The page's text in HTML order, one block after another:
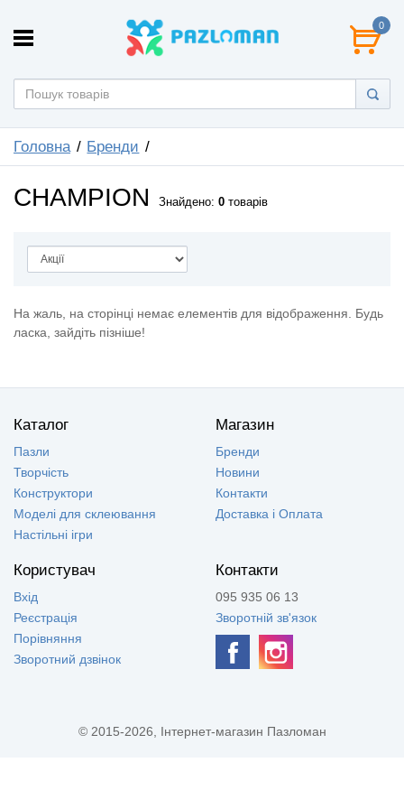
0
Головна Бренди
CHAMPION Знайдено: 0 товарів
На жаль, на сторінці немає елементів для відображення. Будь
ласка, зайдіть пізніше!
Каталог
Пазли
Творчість
Конструктори
Моделі для склеювання
Настільні ігри
Магазин
Бренди
Новини
Контакти
Доставка і Оплата
Користувач
Вхід
Реєстрація
Порівняння
Зворотний дзвінок
Контакти
095 935 06 13
Зворотній зв'язок
© 2015-2026, Інтернет-магазин Пазломан